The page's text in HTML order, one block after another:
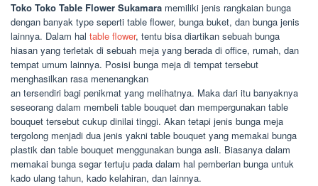
Toko Toko Table Flower Sukamara memiliki jenis rangkaian bunga
dengan banyak type seperti table flower, bunga buket, dan bunga jenis
lainnya. Dalam hal table flower, tentu bisa diartikan sebuah bunga
hiasan yang terletak di sebuah meja yang berada di office, rumah, dan
tempat umum lainnya. Posisi bunga meja di tempat tersebut
menghasilkan rasa menenangkan
an tersendiri bagi penikmat yang melihatnya. Maka dari itu banyaknya
seseorang dalam membeli table bouquet dan mempergunakan table
bouquet tersebut cukup dinilai tinggi. Akan tetapi jenis bunga meja
tergolong menjadi dua jenis yakni table bouquet yang memakai bunga
plastik dan table bouquet menggunakan bunga asli. Biasanya dalam
memakai bunga segar tertuju pada dalam hal pemberian bunga untuk
kado ulang tahun, kado kelahiran, dan lainnya.